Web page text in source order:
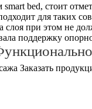
bed, стоит
для таких
при этом не
поддержку
Заказать